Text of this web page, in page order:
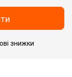
знижки